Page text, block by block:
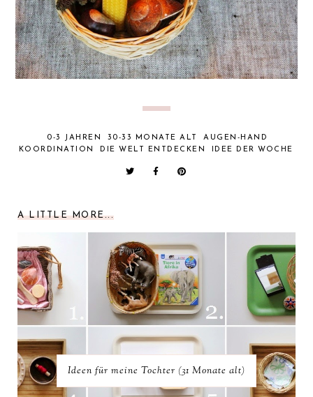
0-3 JAHREN 30-33 MONATE ALT
AUGEN-HAND
KOORDINATION
DIE WELT ENTDECKEN IDEE DER WOCHE
A LITTLE MORE...
Ideen für meine Tochter (31 Monate alt)